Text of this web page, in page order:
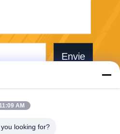
Envie
Co., Ltd.
AM
looking for?